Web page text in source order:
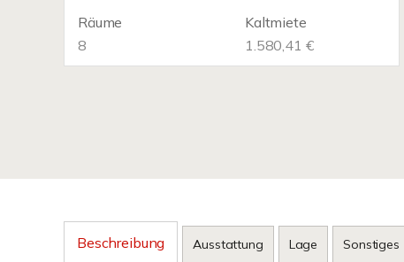
Räume
8
Kaltmiete
1.580,41 €
Beschreibung Ausstattung Lage Sonstiges